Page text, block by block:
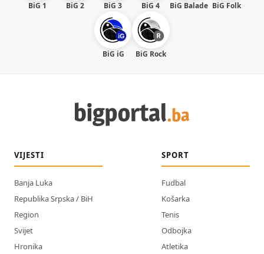
BiG 1 BiG 2 BiG 3 BiG 4 BiG Balade BiG Folk
BiG iG BiG Rock
VIJESTI
Banja Luka
Republika Srpska / BiH
Region
Svijet
Hronika
SPORT
Fudbal
Košarka
Tenis
Odbojka
Atletika